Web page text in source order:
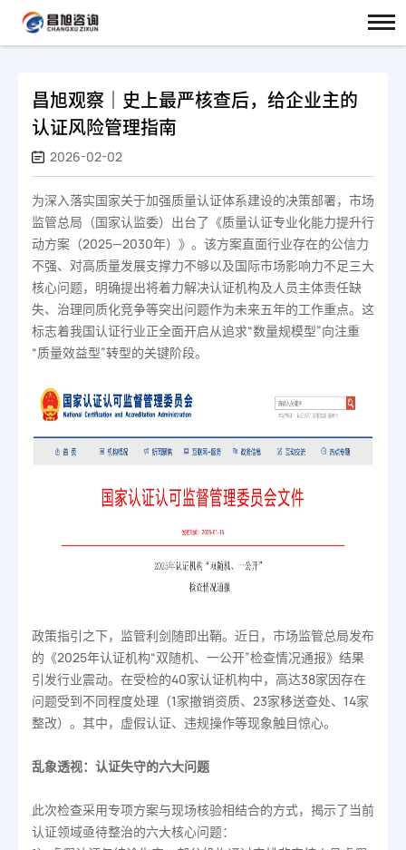
昌旭观察｜史上最严核查后，给企业主的
认证风险管理指南
2026-02-02
为深入落实国家关于加强质量认证体系建设的决策部署，市场
监管总局（国家认监委）出台了《质量认证专业化能力提升行
动方案（2025—2030年）》。该方案直面行业存在的公信力
不强、对高质量发展支撑力不够以及国际市场影响力不足三大
核心问题，明确提出将着力解决认证机构及人员主体责任缺
失、治理同质化竞争等突出问题作为未来五年的工作重点。这
标志着我国认证行业正全面开启从追求“数量规模型”向注重
“质量效益型”转型的关键阶段。
政策指引之下，监管利剑随即出鞘。近日，市场监管总局发布
的《2025年认证机构“双随机、一公开”检查情况通报》结果
引发行业震动。在受检的40家认证机构中，高达38家因存在
问题受到不同程度处理（1家撤销资质、23家移送查处、14家
整改）。其中，虚假认证、违规操作等现象触目惊心。
乱象透视：认证失守的六大问题
此次检查采用专项方案与现场核验相结合的方式，揭示了当前
认证领域亟待整治的六大核心问题：